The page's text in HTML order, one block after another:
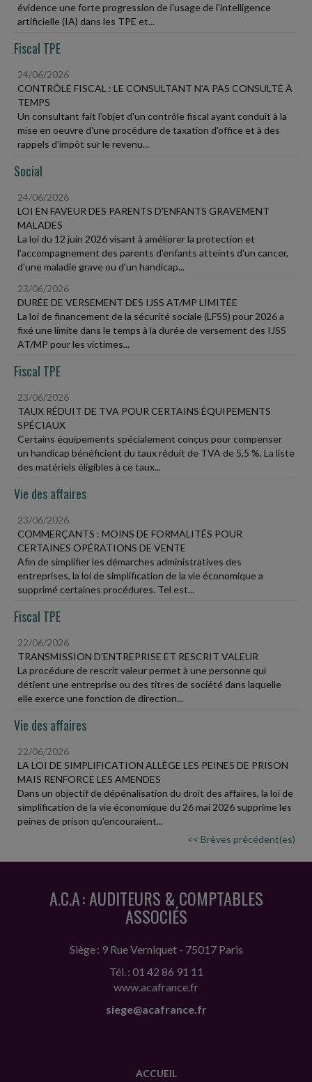
évidence une forte progression de l'usage de l'intelligence
artificielle (IA) dans les TPE et...
Fiscal TPE
24/06/2026
CONTRÔLE FISCAL : LE CONSULTANT N'A PAS CONSULTÉ À
TEMPS
Un consultant fait l'objet d'un contrôle fiscal ayant conduit à la
mise en oeuvre d'une procédure de taxation d'office et à des
rappels d'impôt sur le revenu...
Social
24/06/2026
LOI EN FAVEUR DES PARENTS D'ENFANTS GRAVEMENT
MALADES
La loi du 12 juin 2026 visant à améliorer la protection et
l'accompagnement des parents d'enfants atteints d'un cancer,
d'une maladie grave ou d'un handicap...
23/06/2026
DURÉE DE VERSEMENT DES IJSS AT/MP LIMITÉE
La loi de financement de la sécurité sociale (LFSS) pour 2026 a
fixé une limite dans le temps à la durée de versement des IJSS
AT/MP pour les victimes...
Fiscal TPE
23/06/2026
TAUX RÉDUIT DE TVA POUR CERTAINS ÉQUIPEMENTS
SPÉCIAUX
Certains équipements spécialement conçus pour compenser
un handicap bénéficient du taux réduit de TVA de 5,5 %. La liste
des matériels éligibles à ce taux...
Vie des affaires
23/06/2026
COMMERÇANTS : MOINS DE FORMALITÉS POUR
CERTAINES OPÉRATIONS DE VENTE
Afin de simplifier les démarches administratives des
entreprises, la loi de simplification de la vie économique a
supprimé certaines procédures. Tel est...
Fiscal TPE
22/06/2026
TRANSMISSION D'ENTREPRISE ET RESCRIT VALEUR
La procédure de rescrit valeur permet à une personne qui
détient une entreprise ou des titres de société dans laquelle
elle exerce une fonction de direction...
Vie des affaires
22/06/2026
LA LOI DE SIMPLIFICATION ALLÈGE LES PEINES DE PRISON
MAIS RENFORCE LES AMENDES
Dans un objectif de dépénalisation du droit des affaires, la loi de
simplification de la vie économique du 26 mai 2026 supprime les
peines de prison qu'encouraient...
<< Brèves précédent(es)
A.C.A : AUDITEURS & COMPTABLES
ASSOCIÉS
Siège : 9 Rue Verniquet - 75017 Paris
Tél. : 01 42 86 91 11
www.acafrance.fr
siege@acafrance.fr
ACCUEIL